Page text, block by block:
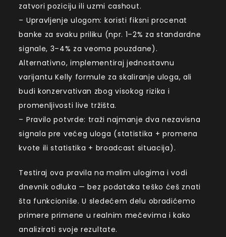
zatvori poziciju ili uzmi cashout.
– Upravljenje ulogom: koristi fiksni procenat
banke za svaku priliku (npr. 1–2% za standardne
signale, 3–4% za veoma pouzdane).
Alternativno, implementiraj jednostavnu
varijantu Kelly formule za skaliranje uloga, ali
budi konzervativan zbog visokog rizika i
promenljivosti live tržišta.
– Pravilo potvrde: traži najmanje dva nezavisna
signala pre većeg uloga (statistika + promena
kvote ili statistika + broadcast situacija).
Testiraj ova pravila na malim ulogima i vodi
dnevnik odluka — bez podataka teško ćeš znati
šta funkcioniše. U sledećem delu obradićemo
primere primene u realnim mečevima i kako
analizirati svoje rezultate.